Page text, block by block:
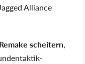
Alliance
scheitern,